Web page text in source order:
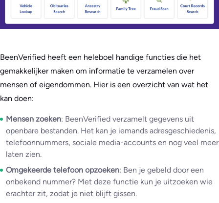
BeenVerified heeft een heleboel handige functies die het
gemakkelijker maken om informatie te verzamelen over
mensen of eigendommen. Hier is een overzicht van wat het
kan doen:
Mensen zoeken: BeenVerified verzamelt gegevens uit
openbare bestanden. Het kan je iemands adresgeschiedenis,
telefoonnummers, sociale media-accounts en nog veel meer
laten zien.
Omgekeerde telefoon opzoeken: Ben je gebeld door een
onbekend nummer? Met deze functie kun je uitzoeken wie
erachter zit, zodat je niet blijft gissen.